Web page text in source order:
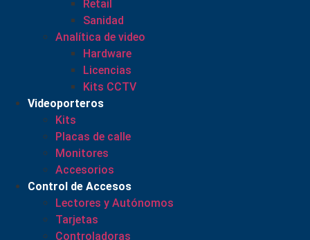
Retail
Sanidad
Analítica de video
Hardware
Licencias
Kits CCTV
Videoporteros
Kits
Placas de calle
Monitores
Accesorios
Control de Accesos
Lectores y Autónomos
Tarjetas
Controladoras